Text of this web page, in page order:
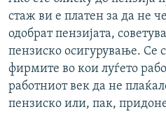
стаж ви е платен за да не
одобрат пензијата,
пензиско осигурување. Се
фирмите во кои луѓето
работниот век да не
пензиско или, пак,